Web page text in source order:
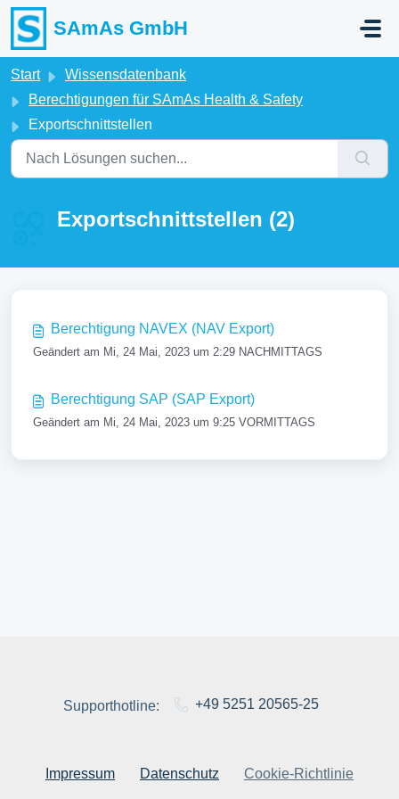
Zum hauptsächlichen Inhalt gehen
SAmAs GmbH
Start
Wissensdatenbank
Berechtigungen für SAmAs Health & Safety
Exportschnittstellen
Exportschnittstellen (2)
Berechtigung NAVEX (NAV Export)
Geändert am Mi, 24 Mai, 2023 um 2:29 NACHMITTAGS
Berechtigung SAP (SAP Export)
Geändert am Mi, 24 Mai, 2023 um 9:25 VORMITTAGS
Supporthotline: +49 5251 20565-25
Impressum Datenschutz Cookie-Richtlinie